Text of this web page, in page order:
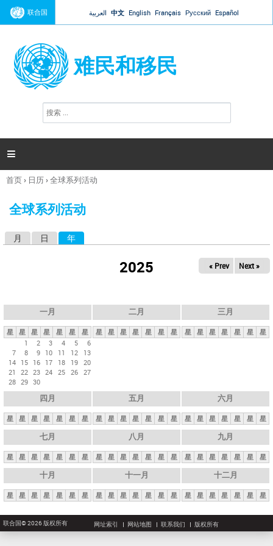
Jump to navigation
联合国 العربية 中文 English Français Русский Español
难民和移民
搜
索

你
这
首页› 日历›全球系列活动
全球系列活动
月 日 年
2025 « Prev Next »
一月
星 星 星 星 星 星
星
1
2 3 4 5
6
7
8 9 10 11 12
13
14 15 16 17 18 19 20
21
22 23 24 25 26 27
28 29 30
二月
星 星 星 星 星 星 星
三月
星 星 星 星 星 星 星
四月
星 星 星 星 星 星 星
五月
星 星 星 星 星 星 星
六月
星 星 星 星 星 星 星
七月
星 星 星 星 星 星 星
八月
星 星 星 星 星 星 星
九月
星 星 星 星 星 星 星
十月
星 星 星 星 星 星 星
十一月
星 星 星 星 星 星 星
十二月
星 星 星 星 星 星 星
联合国© 2026 版权所有 网址索引 网站地图 联系我们 版权所有